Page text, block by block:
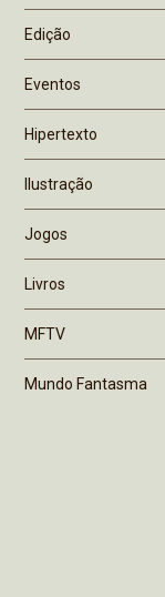
Edição
Eventos
Hipertexto
Ilustração
Jogos
Livros
MFTV
Mundo Fantasma